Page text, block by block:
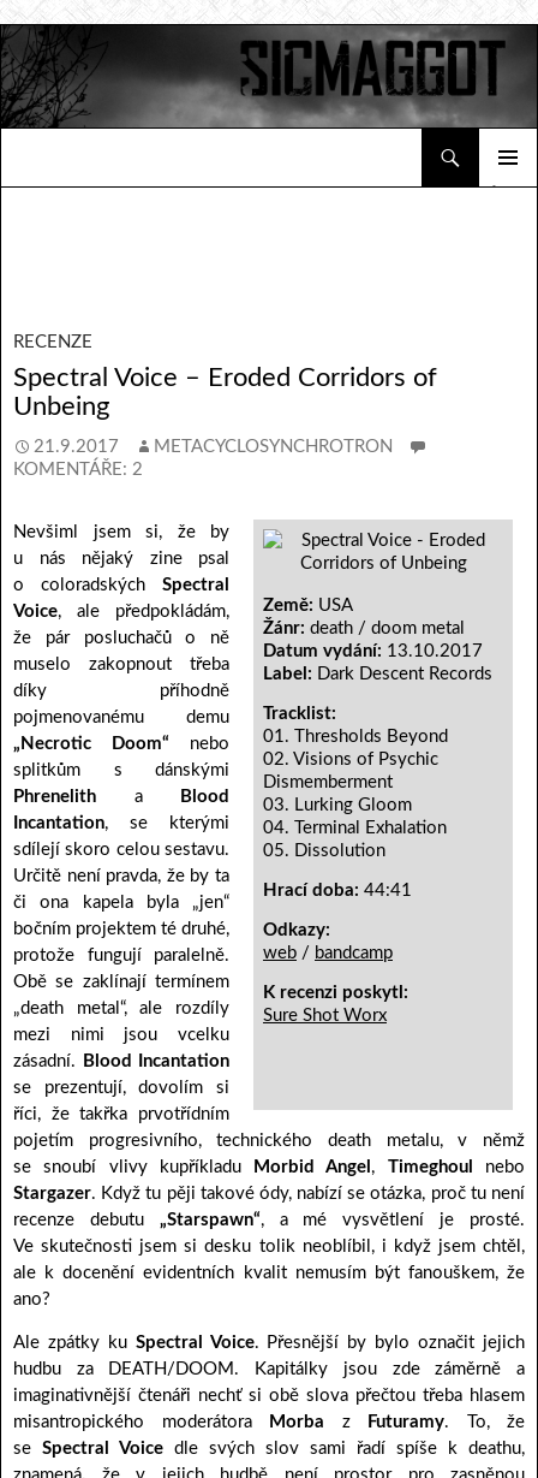
RECENZE
Spectral Voice – Eroded Corridors of
Unbeing
21.9.2017
METACYCLOSYNCHROTRON
KOMENTÁŘE: 2
Země: USA
Žánr: death / doom metal
Datum vydání: 13.10.2017
Label: Dark Descent Records
Tracklist:
01. Thresholds Beyond
02. Visions of Psychic
Dismemberment
03. Lurking Gloom
04. Terminal Exhalation
05. Dissolution
Hrací doba: 44:41
Odkazy:
web / bandcamp
K recenzi poskytl:
Sure Shot Worx
Nevšiml jsem si, že by
u nás nějaký zine psal
o coloradských Spectral
Voice, ale předpokládám,
že pár posluchačů o ně
muselo zakopnout třeba
díky příhodně
pojmenovanému demu
„Necrotic Doom“ nebo
splitkům s dánskými
Phrenelith a
Blood
Incantation, se kterými
sdílejí skoro celou sestavu.
Určitě není pravda, že by ta
či ona kapela byla „jen“
bočním projektem té druhé,
protože fungují paralelně.
Obě se zaklínají termínem
„death metal“, ale rozdíly
mezi nimi jsou vcelku
zásadní.
Blood Incantation
se prezentují, dovolím si
říci, že takřka prvotřídním
pojetím progresivního, technického death metalu, v němž
se snoubí vlivy kupříkladu
Morbid Angel , Timeghoul
nebo
Stargazer. Když tu pěji takové ódy, nabízí se otázka, proč tu není
recenze debutu „Starspawn“, a mé vysvětlení je prosté.
Ve skutečnosti jsem si desku tolik neoblíbil, i když jsem chtěl,
ale k docenění evidentních kvalit nemusím být fanouškem, že
ano?
Ale zpátky ku Spectral Voice. Přesnější by bylo označit jejich
hudbu za DEATH/DOOM. Kapitálky jsou zde záměrně a
imaginativnější čtenáři nechť si obě slova přečtou třeba hlasem
misantropického moderátora
Morba z Futuramy. To, že
se Spectral Voice dle svých slov sami řadí spíše k deathu,